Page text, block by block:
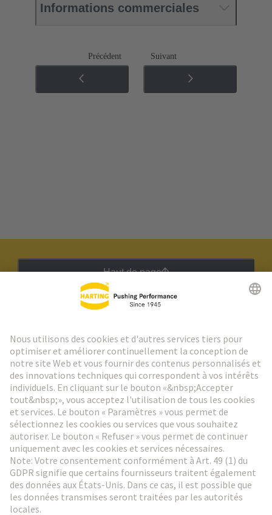
Informations commerciales
Précédent Suivant
Haut de page
Aller à l'inscription
Social Media